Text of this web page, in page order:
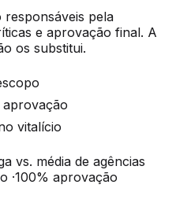
responsáveis pela
e aprovação final. A
os substitui.
aprovação
vitalício
vs. média de agências
·100% aprovação